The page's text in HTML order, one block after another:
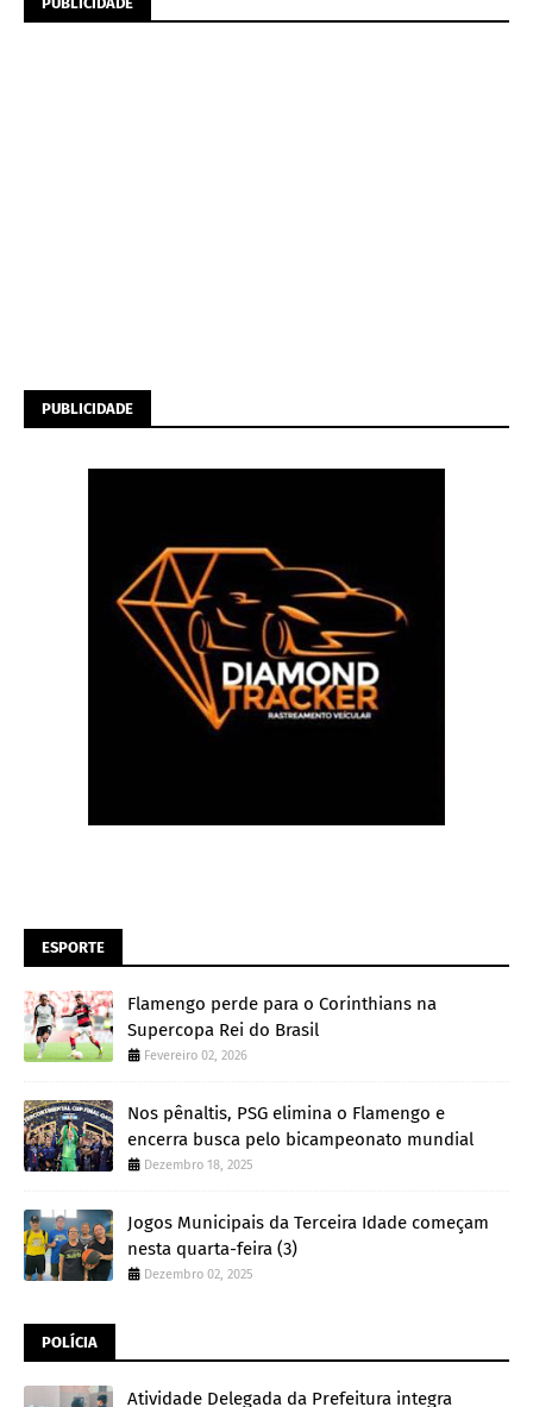
PUBLICIDADE
ESPORTE
Flamengo perde para o Corinthians na
Supercopa Rei do Brasil
Fevereiro 02, 2026
Nos pênaltis, PSG elimina o Flamengo e
encerra busca pelo bicampeonato mundial
Dezembro 18, 2025
Jogos Municipais da Terceira Idade começam
nesta quarta-feira (3)
Dezembro 02, 2025
POLÍCIA
Atividade Delegada da Prefeitura integra